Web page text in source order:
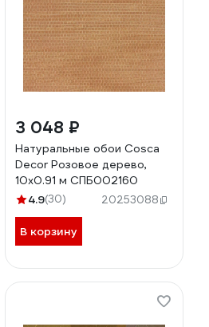
3 048 ₽
Натуральные обои Cosca
Decor Розовое дерево,
10x0.91 м СПБ002160
4.9(30) 20253088
В корзину